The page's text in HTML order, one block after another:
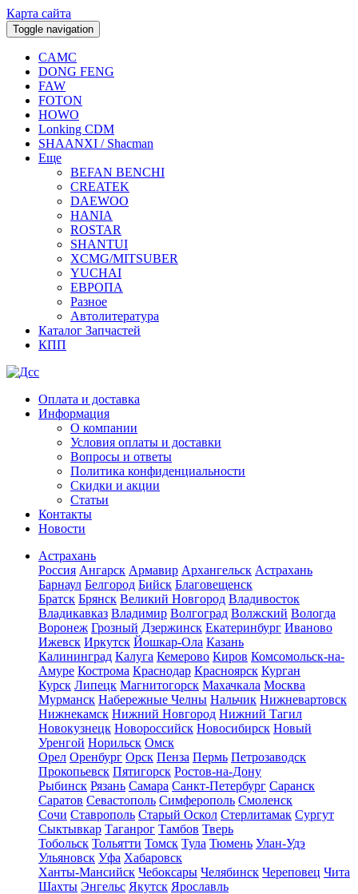
Карта сайта
Toggle navigation
CAMC
DONG FENG
FAW
FOTON
HOWO
Lonking CDM
SHAANXI / Shacman
Еще
BEFAN BENCHI
CREATEK
DAEWOO
HANIA
ROSTAR
SHANTUI
XCMG/MITSUBER
YUCHAI
ЕВРОПА
Разное
Aвтолитература
Каталог Запчастей
КПП
Оплата и доставка
Информация
О компании
Условия оплаты и доставки
Вопросы и ответы
Политика конфиденциальности
Скидки и акции
Статьи
Контакты
Новости
Астрахань
Россия Ангарск Армавир Архангельск Астрахань
Барнаул Белгород Бийск Благовещенск
Братск Брянск Великий Новгород Владивосток
Владикавказ Владимир Волгоград Волжский Вологда
Воронеж Грозный Дзержинск Екатеринбург Иваново
Ижевск Иркутск Йошкар-Ола Казань
Калининград Калуга Кемерово Киров Комсомольск-на-
Амуре Кострома Краснодар Красноярск Курган
Курск Липецк Магнитогорск Махачкала Москва
Мурманск Набережные Челны Нальчик Нижневартовск
Нижнекамск Нижний Новгород Нижний Тагил
Новокузнецк Новороссийск Новосибирск Новый
Уренгой Норильск Омск
Орел Оренбург Орск Пенза Пермь Петрозаводск
Прокопьевск Пятигорск Ростов-на-Дону
Рыбинск Рязань Самара Санкт-Петербург Саранск
Саратов Севастополь Симферополь Смоленск
Сочи Ставрополь Старый Оскол Стерлитамак Сургут
Сыктывкар Таганрог Тамбов Тверь
Тобольск Тольятти Томск Тула Тюмень Улан-Удэ
Ульяновск Уфа Хабаровск
Ханты-Мансийск Чебоксары Челябинск Череповец Чита
Шахты Энгельс Якутск Ярославль